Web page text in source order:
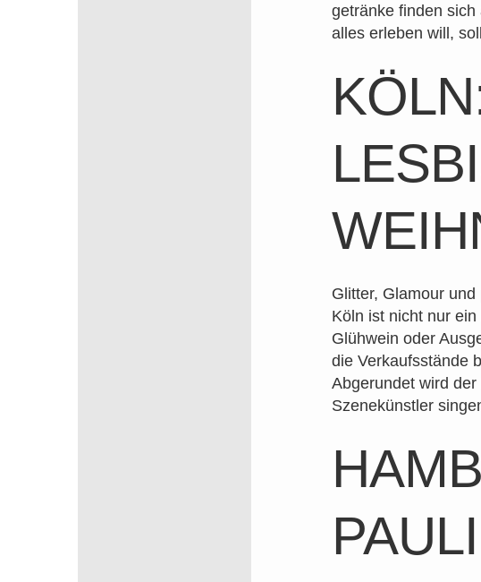
getränke finden
alles erleben will,
Glitter, Glamour und
Köln ist nicht nur
Glühwein oder
die Verkaufsstände
Abgerundet wird
Szenekünstler
PAULI